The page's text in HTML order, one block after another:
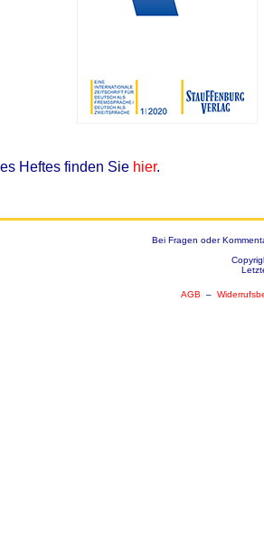
Heftes finden Sie hier.
Bei Fragen oder
AGB –